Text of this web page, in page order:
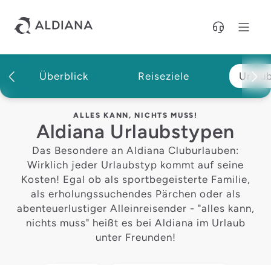
Überblick Reiseziele
Magazin
ALLES KANN, NICHTS MUSS!
Aldiana Urlaubstypen
Das Besondere an Aldiana Cluburlauben:
Wirklich jeder Urlaubstyp kommt auf seine
Kosten! Egal ob als sportbegeisterte Familie,
als erholungssuchendes Pärchen oder als
abenteuerlustiger Alleinreisender - "alles kann,
nichts muss" heißt es bei Aldiana im Urlaub
unter Freunden!